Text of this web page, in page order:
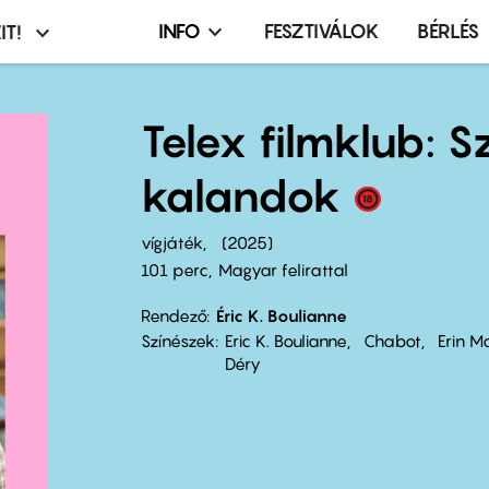
Infó,
terembérlés
menü
INFO FESZTIVÁLOK BÉRLÉS
Telex filmklub:
kalandok
vígjáték
2025
101 perc,
Magyar felirattal
Rendező Éric K. Boulianne
Színészek
Eric K. Boulianne Chabot Erin
Déry